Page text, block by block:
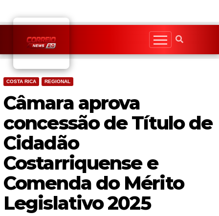
content
COSTA RICA REGIONAL
Câmara aprova
concessão de Título de
Cidadão
Costarriquense e
Comenda do Mérito
Legislativo 2025